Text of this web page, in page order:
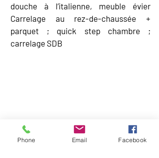
douche à l’italienne, meuble évier
Carrelage au rez-de-chaussée +
parquet ; quick step chambre ;
carrelage SDB
Phone Email Facebook